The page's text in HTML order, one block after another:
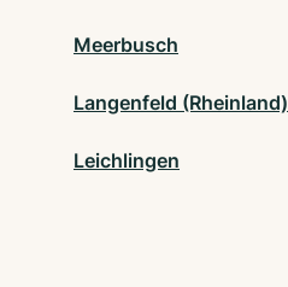
Meerbusch
Langenfeld (Rheinland)
Leichlingen